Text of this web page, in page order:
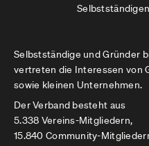
Selbstständige und Gründer
vertreten die Interessen von
sowie kleinen Unternehmen.
Der Verband besteht aus
5.338 Vereins-Mitgliedern,
15.840 Community-